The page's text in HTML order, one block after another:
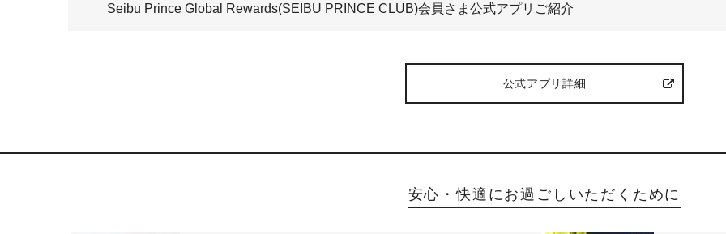
Seibu Prince Global Rewards(SEIBU PRINCE CLUB)会員さま公式アプリご紹介
公式アプリ詳細
安心・快適にお過ごしいただくために